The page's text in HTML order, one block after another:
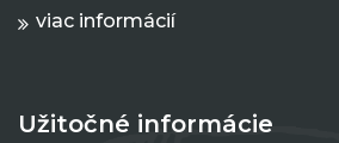
viac informácií
Užitočné informácie